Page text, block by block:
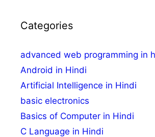
Categories
advanced web programming in
Android in Hindi
Artificial Intelligence in Hindi
basic electronics
Basics of Computer in Hindi
C Language in Hindi